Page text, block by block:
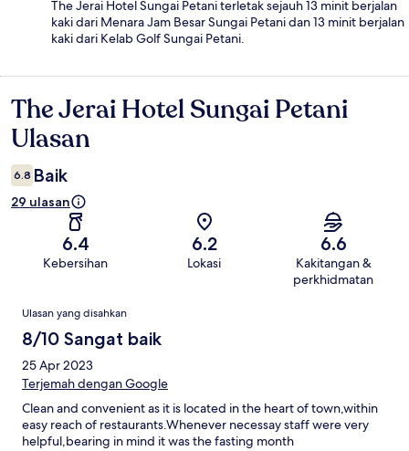
The Jerai Hotel Sungai Petani terletak sejauh 13 minit berjalan
kaki dari Menara Jam Besar Sungai Petani dan 13 minit berjalan
kaki dari Kelab Golf Sungai Petani.
Ulasan
The Jerai Hotel Sungai Petani
Ulasan
6.8 Baik
29 ulasan
6.4
Kebersihan
6.2
Lokasi
6.6
Kakitangan &
perkhidmatan
Ulasan
Ulasan yang disahkan
8/10 Sangat baik
25 Apr 2023
Terjemah dengan Google
Clean and convenient as it is located in the heart of town,within
easy reach of restaurants.Whenever necessay staff were very
helpful,bearing in mind it was the fasting month